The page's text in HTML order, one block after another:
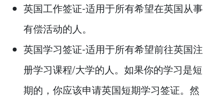
英国工作签证-适用于所有希望在英国从事
有偿活动的人。
英国学习签证-适用于所有希望前往英国注
册学习课程/大学的人。如果你的学习是短
期的，你应该申请英国短期学习签证。然